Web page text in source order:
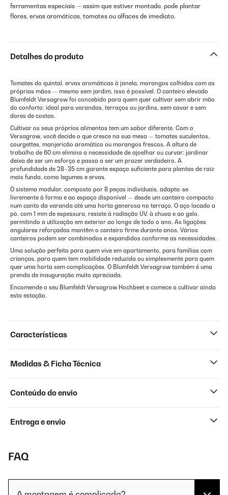
ferramentas especiais — assim que estiver montado, pode plantar
flores, ervas aromáticas, tomates ou alfaces de imediato.
Detalhes do produto
Tomates do quintal, ervas aromáticas à janela, morangos colhidos com as
próprias mãos — mesmo sem jardim, isso é possível. O canteiro elevado
Blumfeldt Versagrow foi concebido para quem quer cultivar sem abrir mão
do conforto: ideal para varandas, terraços ou jardins, sem cavar e sem
dores de costas.
Cultivar os seus próprios alimentos tem um sabor diferente. Com o
Versagrow, você decide o que cresce na sua mesa — tomates suculentos,
courgettes, manjericão aromático ou morangos frescos. A altura de
trabalho de 60 cm elimina a necessidade de ajoelhar ou curvar: jardinar
deixa de ser um esforço e passa a ser um prazer verdadeiro. A
profundidade de 28–35 cm garante espaço suficiente para plantas de raiz
mais funda, como legumes e ervas.
O sistema modular, composto por 8 peças individuais, adapta-se
livremente à forma e ao espaço disponível — desde um canteiro compacto
num canto da varanda até uma horta generosa no terraço. O aço lacado a
pó, com 1 mm de espessura, resiste à radiação UV, à chuva e ao gelo,
permitindo a utilização em exterior ao longo de todo o ano. As ligações
angulares reforçadas mantêm o canteiro firme durante anos. Vários
canteiros podem ser combinados e expandidos conforme as necessidades.
Uma solução perfeita para quem vive em apartamento, para famílias com
crianças, para quem tem mobilidade reduzida ou simplesmente para quem
quer uma horta sem complicações. O Blumfeldt Versagrow também é uma
prenda de inauguração muito apreciada.
Encomende o seu Blumfeldt Versagrow Hochbeet e comece a cultivar ainda
esta estação.
Características
Medidas & Ficha Técnica
Conteúdo do envio
Entrega e envio
FAQ